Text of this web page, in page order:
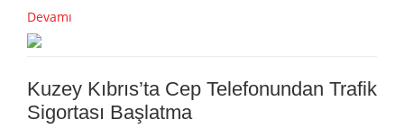
Devamı
Kuzey Kıbrıs’ta Cep Telefonundan Trafik
Sigortası Başlatma